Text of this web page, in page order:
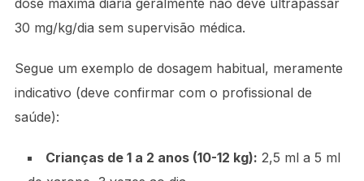
dose máxima diária geralmente não deve ultrapassar
30 mg/kg/dia sem supervisão médica.
Segue um exemplo de dosagem habitual, meramente
indicativo (deve confirmar com o profissional de
saúde):
Crianças de 1 a 2 anos (10-12 kg): 2,5 ml a 5 ml